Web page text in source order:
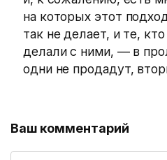
на которых этот
так не делает, и те,
делали с ними, — в
одни не продадут,
Ваш комментарий